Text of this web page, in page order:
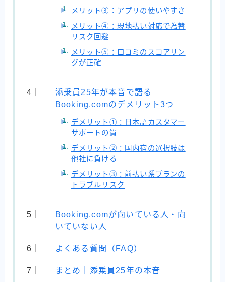
メリット③：アプリの使いやすさ
メリット④：現地払い対応で為替
リスク回避
メリット⑤：口コミのスコアリン
グが正確
添乗員25年が本音で語る
Booking.comのデメリット3つ
デメリット①：日本語カスタマー
サポートの質
デメリット②：国内宿の選択肢は
他社に負ける
デメリット③：前払い系プランの
トラブルリスク
Booking.comが向いている人・向
いていない人
よくある質問（FAQ）
まとめ｜添乗員25年の本音